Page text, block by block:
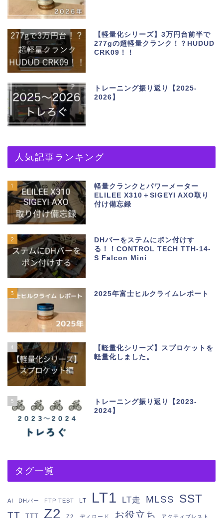
【軽量化シリーズ】3万円台前半で
277gの超軽量クランク！？HUDUD
CRK09！！
トレーニング振り返り【2025-
2026】
人気記事ランキング
1
軽量クランクとパワーメーター
ELILEE X310＋SIGEYI AXO取り
付け備忘録
2
DHバーをステムにポン付けす
る！！CONTROL TECH TTH-14-
S Falcon Mini
3 2025年富士ヒルクライムレポート
4
【軽量化シリーズ】スプロケットを
軽量化しました。
5
トレーニング振り返り【2023-
2024】
タグ一覧
AI DHバー FTP TEST LT LT1 LT走 MLSS SST
TT TTT Z2 Z2 ディロード お役立ち アクティブレスト